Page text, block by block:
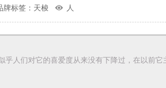
牌标签：天梭 人
人们对它的喜爱度从来没有下降过，在以前它